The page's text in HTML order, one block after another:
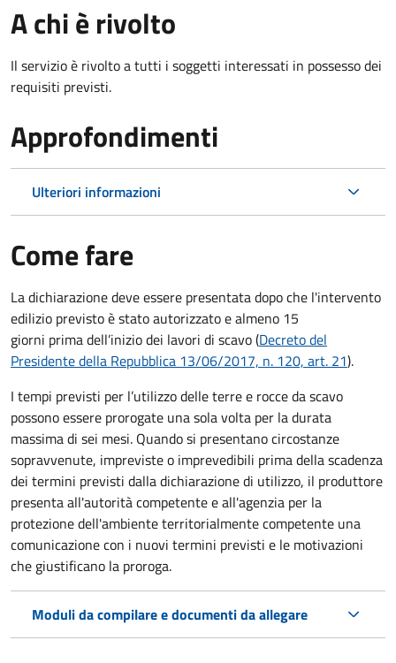
A chi è rivolto
Il servizio è rivolto a tutti i soggetti interessati in possesso dei
requisiti previsti.
Approfondimenti
Ulteriori informazioni
Come fare
La dichiarazione deve essere presentata dopo che l'intervento
edilizio previsto è stato autorizzato e almeno 15
giorni primadell’inizio dei lavori di scavo (Decreto del
Presidente della Repubblica 13/06/2017, n. 120, art. 21).
I tempi previsti per l’utilizzo delle terre e rocce da scavo
possono essere prorogate una sola volta per la durata
massima di sei mesi. Quando si presentano circostanze
sopravvenute, impreviste o imprevedibili prima della scadenza
dei termini previsti dalla dichiarazione di utilizzo, il produttore
presenta all'autorità competente e all'agenzia per la
protezione dell'ambiente territorialmente competente una
comunicazione con i nuovi termini previsti e le motivazioni
che giustificano la proroga.
Moduli da compilare e documenti da allegare